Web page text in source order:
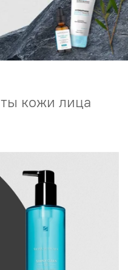
кожи лица